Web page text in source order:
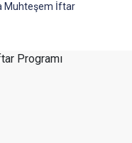
Muhteşem İftar